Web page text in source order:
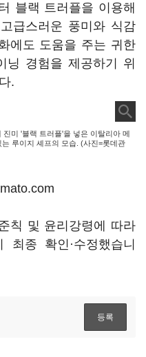
블랙 트러플을 이용해
급스러운 풍미와 식감
에도 도움을 주는 귀한
닝 경험을 제공하기 위
.
미 '블랙 트러플'을 넣은 이탈리아 메
루이지 셰프의 모습. (사진=롯데관
칙 및 윤리강령에 따라
최종 확인·수정했습니